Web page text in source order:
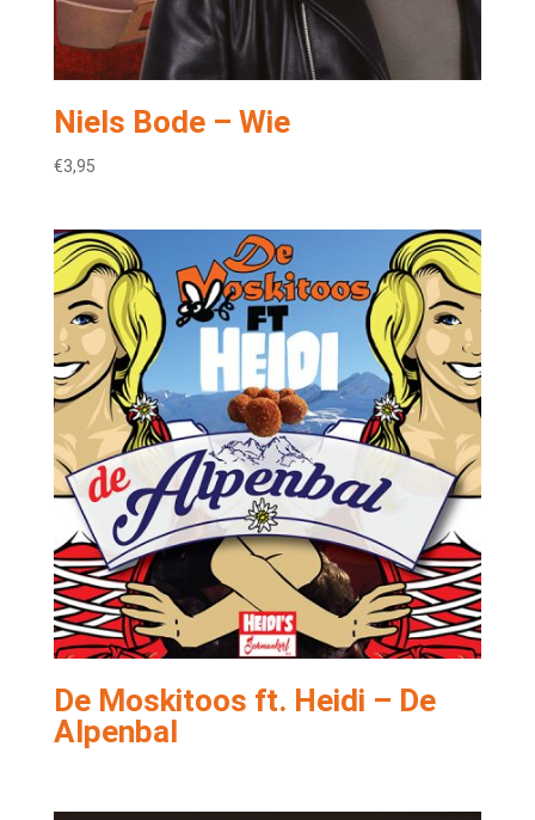
Niels Bode – Wie
€3,95
De Moskitoos ft. Heidi – De
Alpenbal